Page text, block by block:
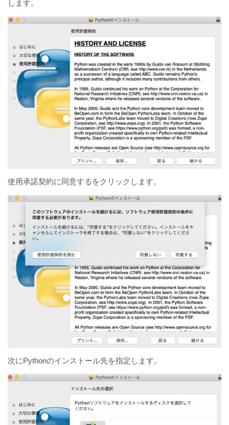
します。
使用承諾契約に同意するをクリックします。
次にPythonのインストール先を指定します。